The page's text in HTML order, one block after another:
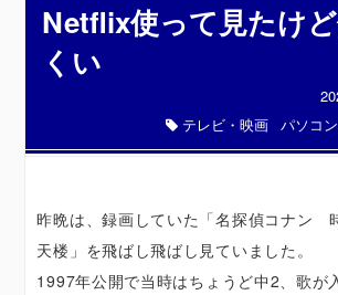
Netflix使って見たけ
くい
テレビ・映画 パソコ
昨晩は、録画していた「名探偵コナン
天楼」を飛ばし飛ばし見ていました。
1997年公開で当時はちょうど中2、歌が